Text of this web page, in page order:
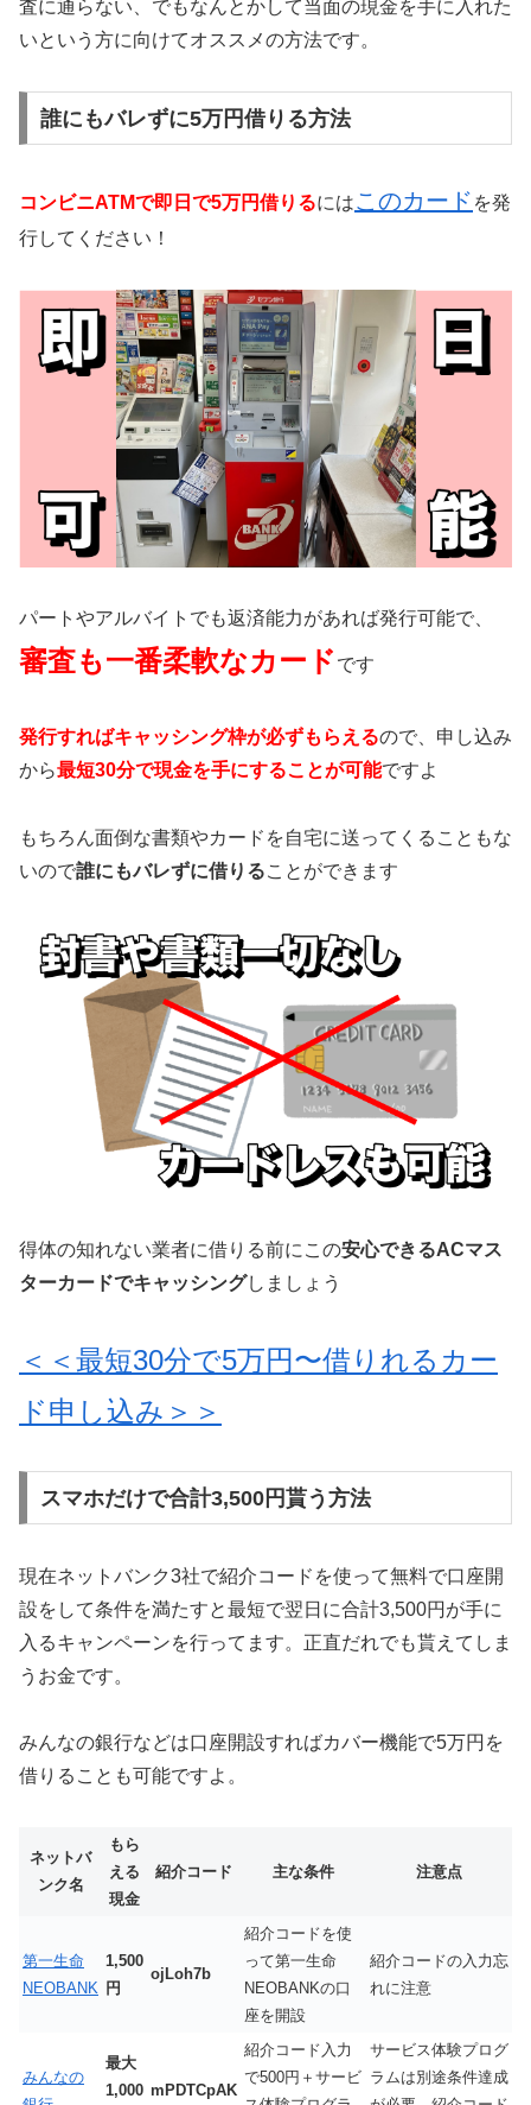
査に通らない、でもなんとかして当面の現金を手に入れた
いという方に向けてオススメの方法です。
誰にもバレずに5万円借りる方法
コンビニATMで即日で5万円借りるにはこのカード を発
行してください！
パートやアルバイトでも返済能力があれば発行可能で、
審査も一番柔軟なカード です
発行すればキャッシング枠が必ずもらえるので、申し込み
から最短30分で現金を手にすることが可能ですよ
もちろん面倒な書類やカードを自宅に送ってくることもな
いので誰にもバレずに借りることができます
得体の知れない業者に借りる前にこの安心できるACマス
ターカードでキャッシングしましょう
＜＜最短30分で5万円〜借りれるカー
ド申し込み＞＞
スマホだけで合計3,500円貰う方法
現在ネットバンク3社で紹介コードを使って無料で口座開
設をして条件を満たすと最短で翌日に合計3,500円が手に
入るキャンペーンを行ってます。正直だれでも貰えてしま
うお金です。
みんなの銀行などは口座開設すればカバー機能で5万円を
借りることも可能ですよ。
ネットバ
ンク名
もら
える
現金
紹介コード 主な条件 注意点
第一生命
NEOBANK
1,500
円
ojLoh7b
紹介コードを使
って第一生命
NEOBANKの口
座を開設
紹介コードの入力忘
れに注意
みんなの
最大
1,000 mPDTCpAK
紹介コード入力
で500円＋サービ
サービス体験プログ
ラムは別途条件達成